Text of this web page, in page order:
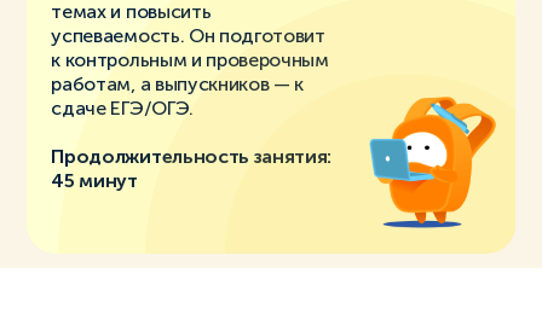
темах и повысить
успеваемость. Он подготовит
к контрольным и проверочным
работам, а выпускников — к
сдаче ЕГЭ/ОГЭ.
Продолжительность занятия:
45 минут